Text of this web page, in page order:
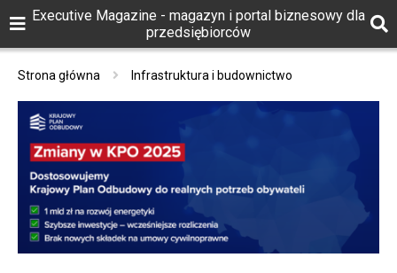
Executive Magazine - magazyn i portal biznesowy dla
przedsiębiorców
Strona główna Infrastruktura i budownictwo